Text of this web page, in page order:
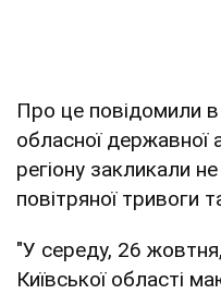
Про це повідомили в
обласної державної
регіону закликали
повітряної тривоги
"У середу, 26
Київської області